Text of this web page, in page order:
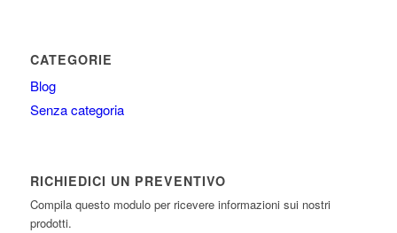
CATEGORIE
Blog
Senza categoria
RICHIEDICI UN PREVENTIVO
Compila questo modulo per ricevere informazioni sui nostri
prodotti.